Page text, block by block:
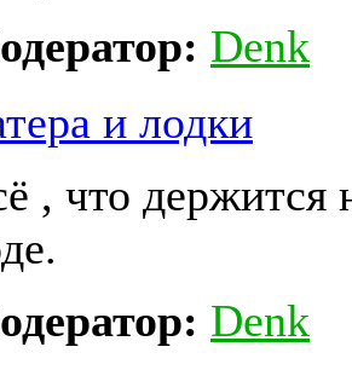
Denk
и лодки
, что держится
Denk